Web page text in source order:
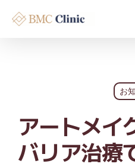
お
アートメ
バリア治療